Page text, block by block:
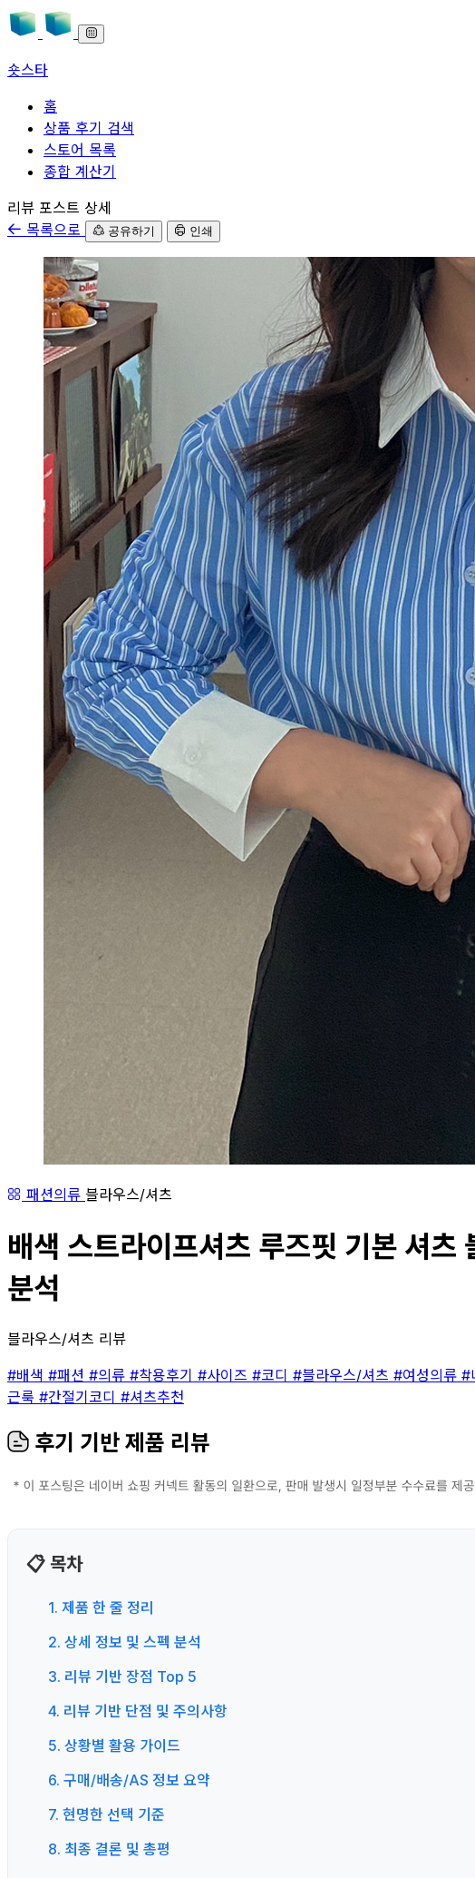
숏스타
홈
상품 후기 검색
스토어 목록
종합 계산기
본문으로 바로가기
리뷰 포스트 상세
목록으로
공유하기 인쇄
패션의류 블라우스/셔츠
배색 스트라이프셔츠 루즈핏 기본 셔
분석
블라우스/셔츠 리뷰
#배색 #패션 #의류 #착용후기 #사이즈 #코디 #블라우스/셔츠 #여성의류 #
근룩 #간절기코디 #셔츠추천
후기 기반 제품 리뷰
📋 목차
1. 제품 한 줄 정리
2. 상세 정보 및 스펙 분석
3. 리뷰 기반 장점 Top 5
4. 리뷰 기반 단점 및 주의사항
5. 상황별 활용 가이드
6. 구매/배송/AS 정보 요약
7. 현명한 선택 기준
8. 최종 결론 및 총평